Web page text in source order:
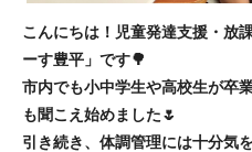
こんにちは！児童発達支援・放
ーす豊平」です🌳
市内でも小中学生や高校生が卒
も聞こえ始めました🌷
引き続き、体調管理には十分気